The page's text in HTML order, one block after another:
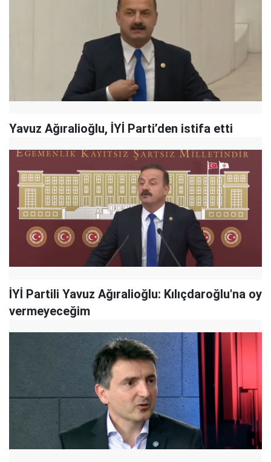
Yavuz Ağıralioğlu, İYİ Parti’den istifa etti
İYİ Partili Yavuz Ağıralioğlu: Kılıçdaroğlu'na oy
vermeyeceğim